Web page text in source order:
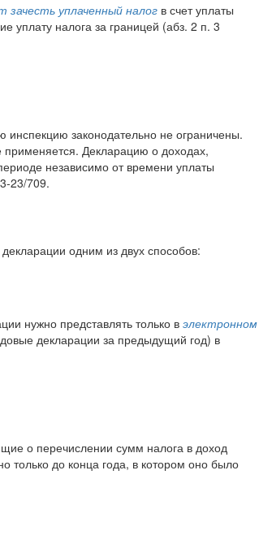
зачесть уплаченный налог в счет уплаты
уплату налога за границей (абз. 2 п. 3
инспекцию законодательно не ограничены.
применяется. Декларацию о доходах,
независимо от времени уплаты
23/709.
одним из двух способов:
нужно представлять только в электронном
декларации за предыдущий год) в
о перечислении сумм налога в доход
только до конца года, в котором оно было